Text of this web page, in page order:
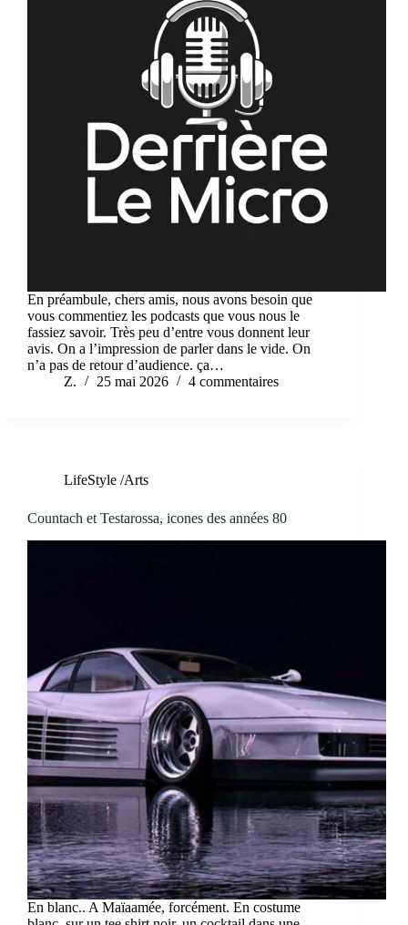
En préambule, chers amis, nous avons besoin que
vous commentiez les podcasts que vous nous le
fassiez savoir. Très peu d’entre vous donnent leur
avis. On a l’impression de parler dans le vide. On
n’a pas de retour d’audience. ça…
Z.
25 mai 2026 4 commentaires
LifeStyle /Arts
Countach et Testarossa, icones des années 80
En blanc.. A Maïaamée, forcément. En costume